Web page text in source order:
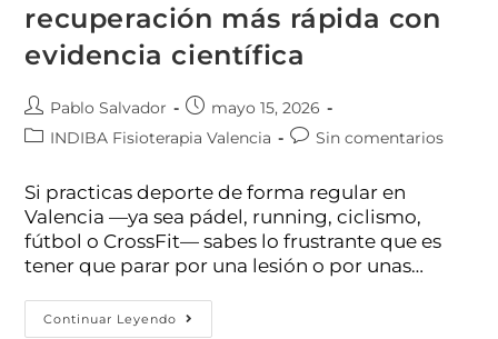
recuperación más rápida con
evidencia científica
Pablo Salvador
mayo 15, 2026
INDIBA Fisioterapia Valencia
Sin comentarios
Si practicas deporte de forma regular en
Valencia —ya sea pádel, running, ciclismo,
fútbol o CrossFit— sabes lo frustrante que es
tener que parar por una lesión o por unas…
Continuar Leyendo